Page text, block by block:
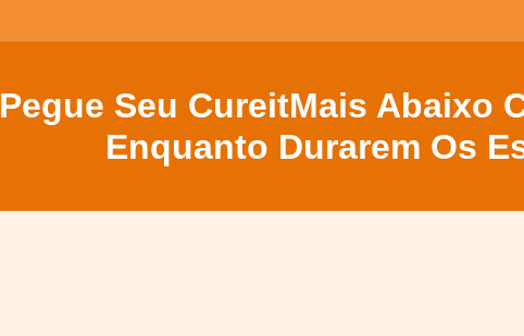
Pegue Seu CureitMais Abaixo
Enquanto Durarem Os